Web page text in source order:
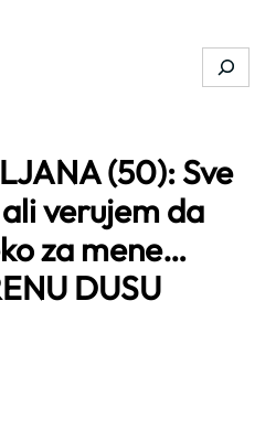
Search
(50): Sve
verujem da
za mene…
DUSU